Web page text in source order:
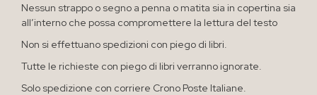
Nessun strappo o segno a penna o matita sia in copertina sia
all’interno che possa compromettere la lettura del testo
Non si effettuano spedizioni con piego di libri.
Tutte le richieste con piego di libri verranno ignorate.
Solo spedizione con corriere Crono Poste Italiane.